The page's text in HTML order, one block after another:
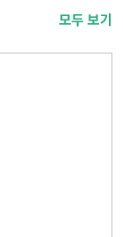
모두 보기